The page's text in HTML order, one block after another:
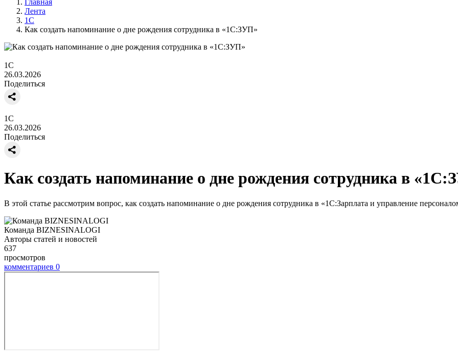
Главная
Лента
1С
Как создать напоминание о дне рождения сотрудника в «1С:ЗУП»
1С
26.03.2026
Поделиться
1С
26.03.2026
Поделиться
Как создать напоминание о дне рождения сотрудника в
В этой статье рассмотрим вопрос, как создать напоминание о дне рождения сотрудника в «1С:Зарплата и управление
Команда BIZNESINALOGI
Авторы статей и новостей
637
просмотров
комментариев 0